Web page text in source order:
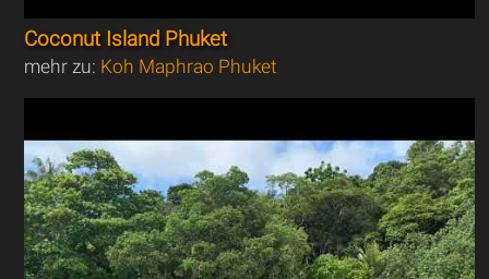
Coconut Island Phuket
mehr zu: Koh Maphrao Phuket